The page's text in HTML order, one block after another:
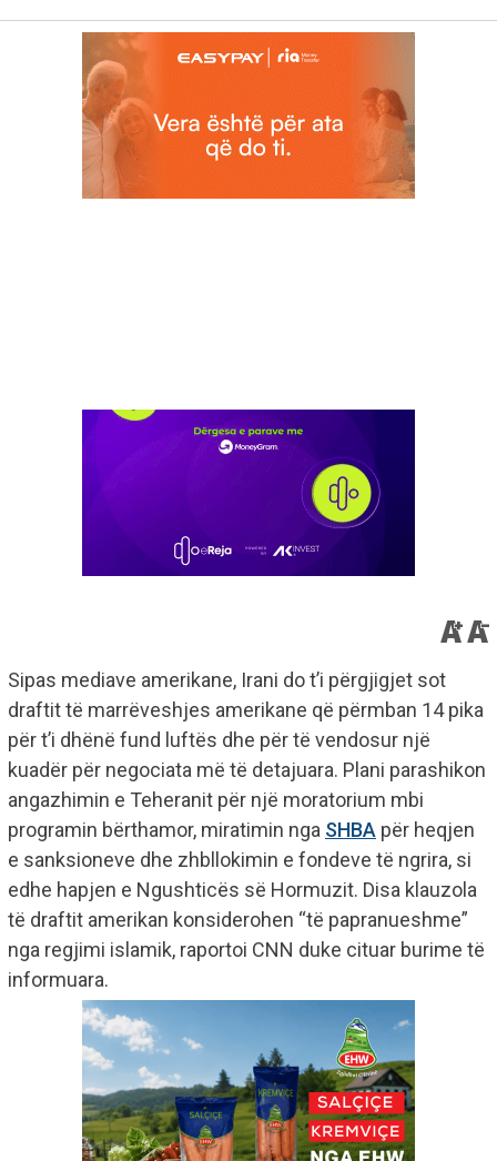
Sipas mediave amerikane, Irani do t’i përgjigjet sot
draftit të marrëveshjes amerikane që përmban 14 pika
për t’i dhënë fund luftës dhe për të vendosur një
kuadër për negociata më të detajuara. Plani parashikon
angazhimin e Teheranit për një moratorium mbi
programin bërthamor, miratimin nga SHBA për heqjen
e sanksioneve dhe zhbllokimin e fondeve të ngrira, si
edhe hapjen e Ngushticës së Hormuzit. Disa klauzola
të draftit amerikan konsiderohen “të papranueshme”
nga regjimi islamik, raportoi CNN duke cituar burime të
informuara.